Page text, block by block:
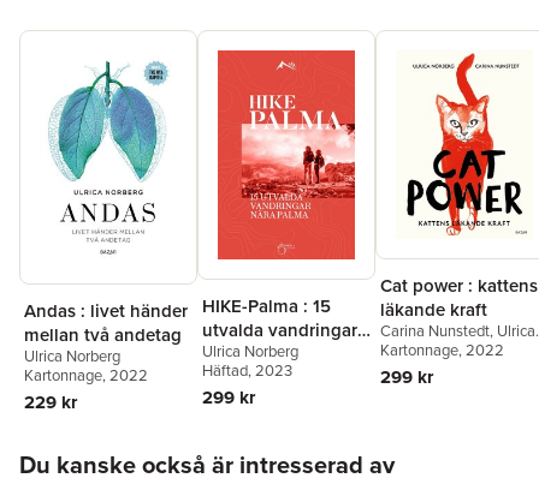
Andas : livet händer
mellan två andetag
Ulrica Norberg
Kartonnage, 2022
229 kr
HIKE-Palma : 15
utvalda vandringar
nära Palma
Ulrica Norberg
Häftad, 2023
299 kr
Cat power : kattens
läkande kraft
Carina Nunstedt, Ulrica
Norberg
Kartonnage, 2022
299 kr
Du kanske också är intresserad av